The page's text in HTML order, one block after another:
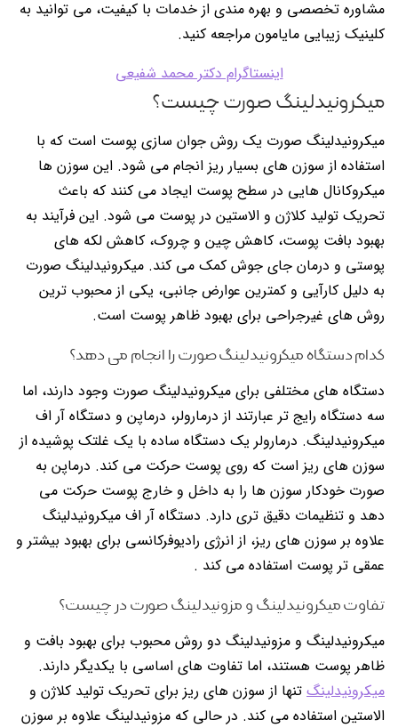
مشاوره تخصصی و بهره مندی از خدمات با کیفیت، می توانید به
کلینیک زیبایی مایامون مراجعه کنید.
اینستاگرام دکتر محمد شفیعی
میکرونیدلینگ صورت چیست؟
میکرونیدلینگ صورت یک روش جوان سازی پوست است که با
استفاده از سوزن های بسیار ریز انجام می شود. این سوزن ها
میکروکانال هایی در سطح پوست ایجاد می کنند که باعث
تحریک تولید کلاژن و الاستین در پوست می شود. این فرآیند به
بهبود بافت پوست، کاهش چین و چروک، کاهش لکه های
پوستی و درمان جای جوش کمک می کند. میکرونیدلینگ صورت
به دلیل کارآیی و کمترین عوارض جانبی، یکی از محبوب ترین
روش های غیرجراحی برای بهبود ظاهر پوست است.
کدام دستگاه میکرونیدلینگ صورت را انجام می دهد؟
دستگاه های مختلفی برای میکرونیدلینگ صورت وجود دارند، اما
سه دستگاه رایج تر عبارتند از درمارولر، درماپن و دستگاه آر اف
میکرونیدلینگ. درمارولر یک دستگاه ساده با یک غلتک پوشیده از
سوزن های ریز است که روی پوست حرکت می کند. درماپن به
صورت خودکار سوزن ها را به داخل و خارج پوست حرکت می
دهد و تنظیمات دقیق تری دارد. دستگاه آر اف میکرونیدلینگ
علاوه بر سوزن های ریز، از انرژی رادیوفرکانسی برای بهبود بیشتر و
عمقی تر پوست استفاده می کند .
تفاوت میکرونیدلینگ و مزونیدلینگ صورت در چیست؟
میکرونیدلینگ و مزونیدلینگ دو روش محبوب برای بهبود بافت و
ظاهر پوست هستند، اما تفاوت های اساسی با یکدیگر دارند.
میکرونیدلینگ تنها از سوزن های ریز برای تحریک تولید کلاژن و
الاستین استفاده می کند. در حالی که مزونیدلینگ علاوه بر سوزن